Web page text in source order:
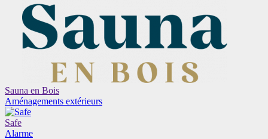
Sauna en Bois
Aménagements extérieurs
Safe
Alarme